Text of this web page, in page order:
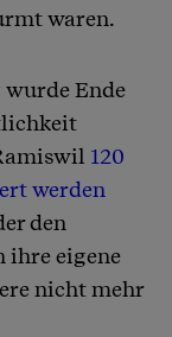
waren.
Ende
120
werden
den
ihre eigene
nicht mehr